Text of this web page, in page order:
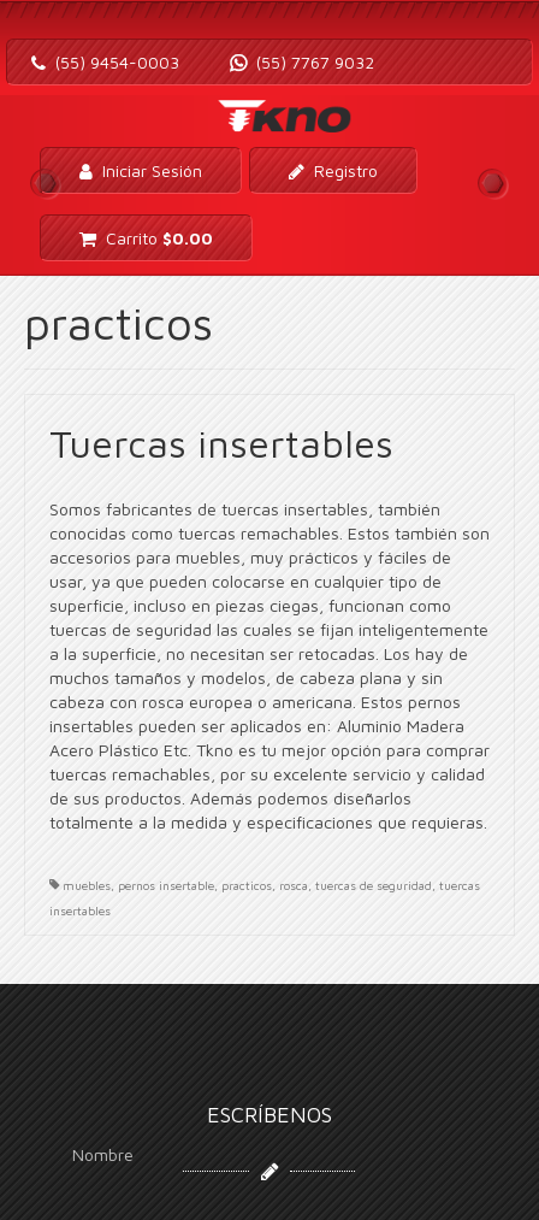
(55) 9454-0003 (55) 7767 9032
Iniciar Sesión Registro
Carrito $0.00
practicos
Tuercas insertables
Somos fabricantes de tuercas insertables, también
conocidas como tuercas remachables. Estos también son
accesorios para muebles, muy prácticos y fáciles de
usar, ya que pueden colocarse en cualquier tipo de
superficie, incluso en piezas ciegas, funcionan como
tuercas de seguridad las cuales se fijan inteligentemente
a la superficie, no necesitan ser retocadas. Los hay de
muchos tamaños y modelos, de cabeza plana y sin
cabeza con rosca europea o americana. Estos pernos
insertables pueden ser aplicados en: Aluminio Madera
Acero Plástico Etc. Tkno es tu mejor opción para comprar
tuercas remachables, por su excelente servicio y calidad
de sus productos. Además podemos diseñarlos
totalmente a la medida y especificaciones que requieras.
muebles pernos insertable practicos rosca tuercas de seguridad tuercas
insertables
ESCRÍBENOS
Nombre